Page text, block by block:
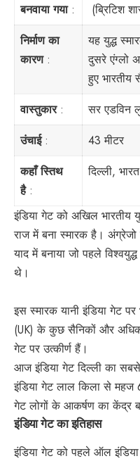
बनवाया गया:
(ब्रिटिश
निर्माण का
कारण:
यह युद्ध
दुसरे एंग्लो
हुए भारतीय
वास्तुकार:
सर एडविन
उंचाई:
43 मीटर
कहाँ स्तिथ
है:
दिल्ली, भारत
इंडिया गेट को अखिल भारतीय
राज में बना स्मारक है। अंग्रेजो
याद में बनाया जो पहले
थे।
इस स्मारक यानी इंडिया गेट
(UK) के कुछ सैनिकों और
गेट पर उत्कीर्ण हैं।
आज इंडिया गेट दिल्ली का
इंडिया गेटलाल किलासे महज
गेट लोगों के आकर्षण का केंद्र
इंडिया गेट का इतिहास
इंडिया गेट को पहले ऑल इंडिया